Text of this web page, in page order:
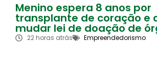
Menino espera 8 anos por
transplante de coração e
mudar lei de doação de
22 horas atrás Empreendedorismo